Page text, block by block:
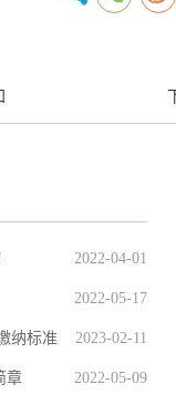
2022-04-01
2022-05-17
2023-02-11
纳标准
2022-05-09
章